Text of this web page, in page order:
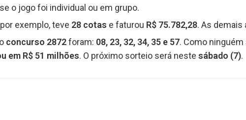
o jogo foi individual ou em grupo.
por exemplo, teve 28 cotas e faturou R$ 75.782,28. As demais
concurso 2872foram: 08, 23, 32, 34, 35 e 57. Como
em R$ 51 milhões. O próximo sorteio será neste sábado (7).